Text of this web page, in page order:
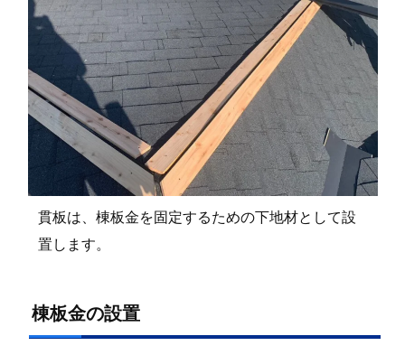
貫板は、棟板金を固定するための下地材として設
置します。
棟板金の設置